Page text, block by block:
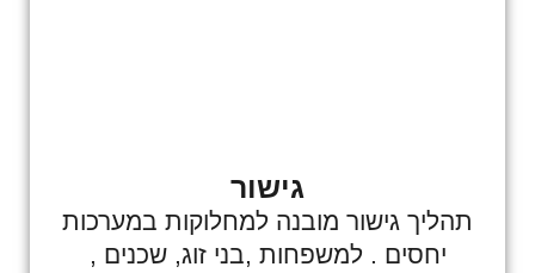
גישור
תהליך גישור מובנה למחלוקות במערכות
יחסים . למשפחות ,בני זוג, שכנים ,